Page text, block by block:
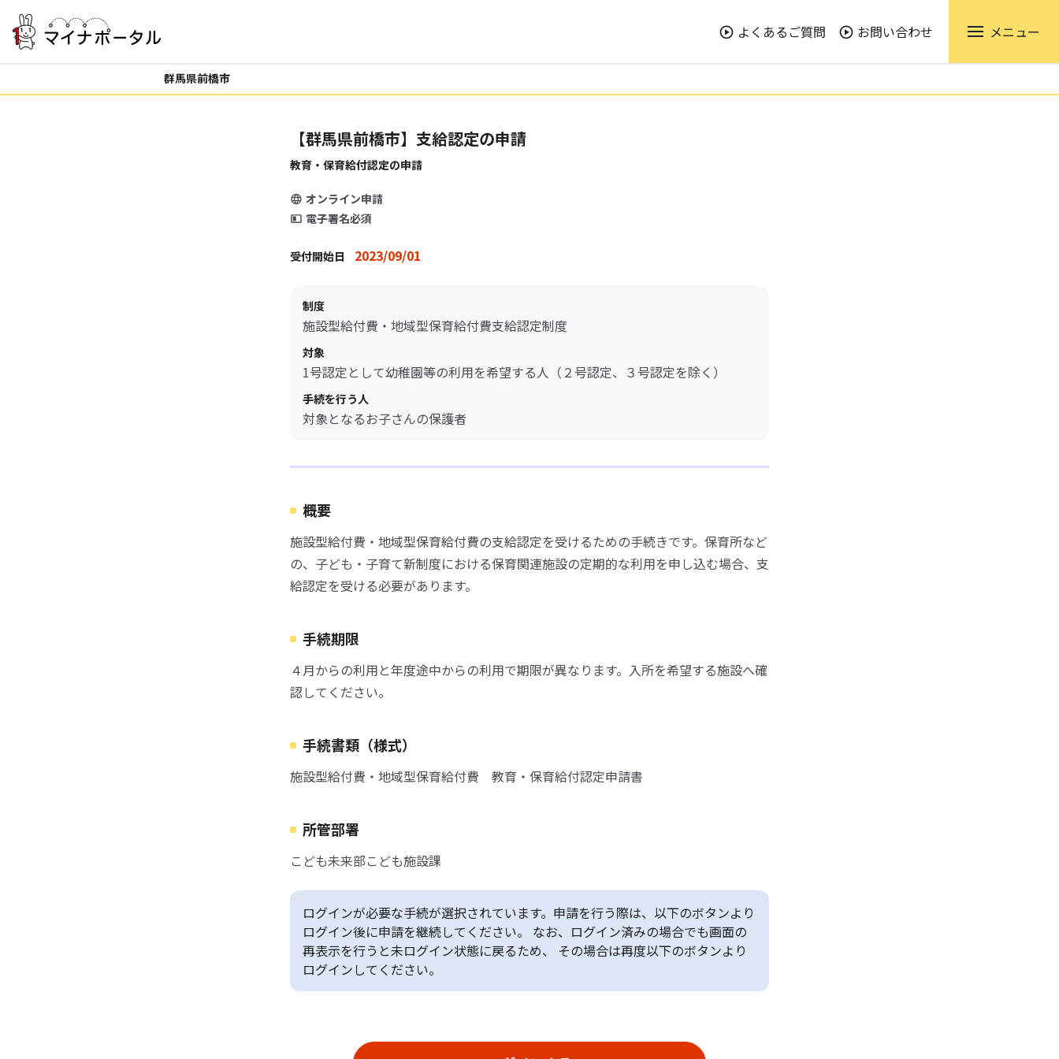
よくあるご質問 お問い合わせ メニュー
群馬県前橋市
【群馬県前橋市】支給認定の申請
教育・保育給付認定の申請
オンライン申請
電子署名必須
受付開始日 2023/09/01
制度
施設型給付費・地域型保育給付費支給認定制度
対象
1号認定として幼稚園等の利用を希望する人（２号認定、３号認定を除く）
手続を行う人
対象となるお子さんの保護者
概要
施設型給付費・地域型保育給付費の支給認定を受けるための手続きです。保育所など
の、子ども・子育て新制度における保育関連施設の定期的な利用を申し込む場合、支
給認定を受ける必要があります。
手続期限
４月からの利用と年度途中からの利用で期限が異なります。入所を希望する施設へ確
認してください。
手続書類（様式）
施設型給付費・地域型保育給付費 教育・保育給付認定申請書
所管部署
こども未来部こども施設課
ログインが必要な手続が選択されています。申請を行う際は、以下のボタンより
ログイン後に申請を継続してください。 なお、ログイン済みの場合でも画面の
再表示を行うと未ログイン状態に戻るため、 その場合は再度以下のボタンより
ログインしてください。